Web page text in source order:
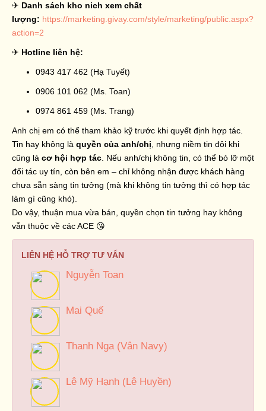
✈ Danh sách kho nich xem chất
lượng: https://marketing.givay.com/style/marketing/public.aspx?
action=2
✈ Hotline liên hệ:
0943 417 462 (Hạ Tuyết)
0906 101 062 (Ms. Toan)
0974 861 459 (Ms. Trang)
Anh chị em có thể tham khảo kỹ trước khi quyết định hợp tác.
Tin hay không là quyền của anh/chị , nhưng niềm tin đôi khi
cũng là cơ hội hợp tác . Nếu anh/chị không tin, có thể bỏ lỡ một
đối tác uy tín, còn bên em – chỉ không nhận được khách hàng
chưa sẵn sàng tin tưởng (mà khi không tin tưởng thì có hợp tác
làm gì cũng khó).
Do vậy, thuận mua vừa bán, quyền chọn tin tưởng hay không
vẫn thuộc về các ACE 😘
LIÊN HỆ HỖ TRỢ TƯ VẤN
Nguyễn Toan
Mai Quế
Thanh Nga (Vân Navy)
Lê Mỹ Hạnh (Lê Huyền)